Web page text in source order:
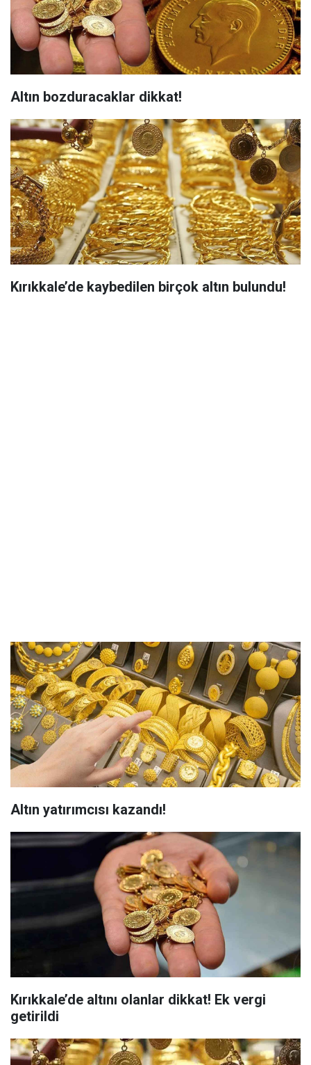
Altın bozduracaklar dikkat!
Kırıkkale’de kaybedilen birçok altın bulundu!
Altın yatırımcısı kazandı!
Kırıkkale’de altını olanlar dikkat! Ek vergi
getirildi